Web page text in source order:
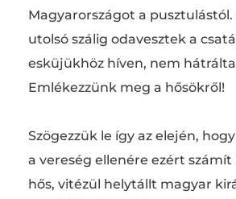
Magyarországot a pusztulástól.
utolsó szálig odavesztek a
esküjükhöz híven, nem
Emlékezzünk meg a hősökről!
Szögezzük le így az elején,
a vereség ellenére ezért számít
hős, vitézül helytállt magyar